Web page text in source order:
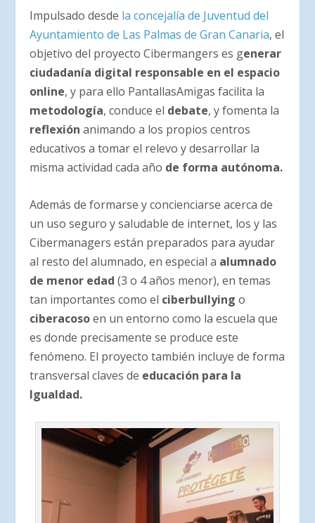
Impulsado desde la concejalía de Juventud del
Ayuntamiento de Las Palmas de Gran Canaria, el
objetivo del proyecto Cibermangers es generar
ciudadanía digital responsable en el espacio
online, y para ello PantallasAmigas facilita la
metodología, conduce el debate, y fomenta la
reflexión animando a los propios centros
educativos a tomar el relevo y desarrollar la
misma actividad cada año de forma autónoma.
Además de formarse y concienciarse acerca de
un uso seguro y saludable de internet, los y las
Cibermanagers están preparados para ayudar
al resto del alumnado, en especial a alumnado
de menor edad (3 o 4 años menor), en temas
tan importantes como el ciberbullying o
ciberacosoen un entorno como la escuela que
es donde precisamente se produce este
fenómeno. El proyecto también incluye de forma
transversal claves de educación para la
Igualdad.